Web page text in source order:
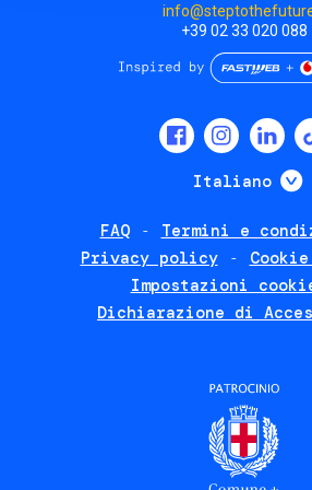
+39 02 33 020 088
Italiano
FAQ
Termini e
Privacy policy
Impostazioni
Dichiarazione di